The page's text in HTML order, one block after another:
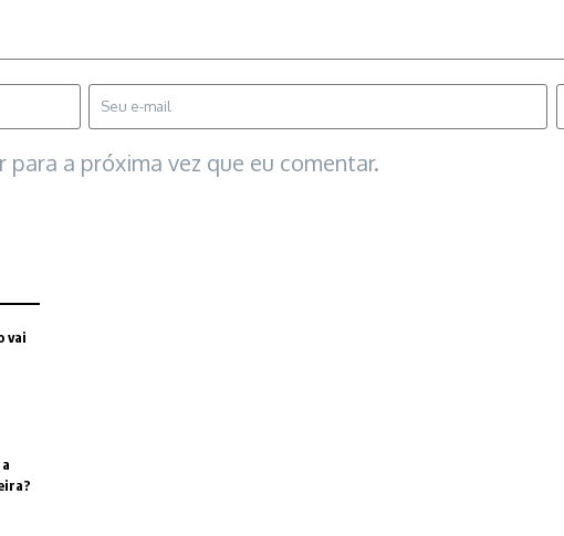
a próxima vez que eu comentar.
vai